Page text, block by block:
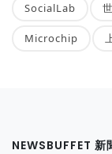
SocialLab
Microchip
NEWSBUFFET 新